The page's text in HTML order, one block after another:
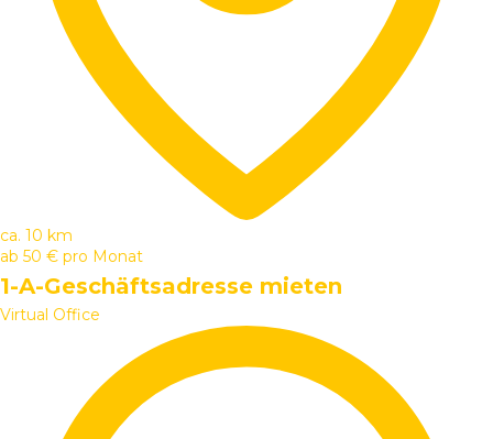
ca. 10 km
ab 50 € pro Monat
1-A-Geschäftsadresse mieten
Virtual Office